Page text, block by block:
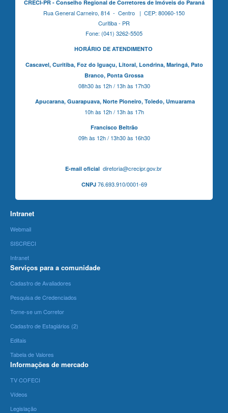
CRECI-PR - Conselho Regional de Corretores de Imóveis do Paraná
Rua General Carneiro, 814 - Centro | CEP: 80060-150
Curitiba - PR
Fone: (041) 3262-5505
HORÁRIO DE ATENDIMENTO
Cascavel, Curitiba,Foz do Iguaçu, Litoral, Londrina, Maringá, Pato
Branco, Ponta Grossa
08h30 às 12h / 13h às 17h30
Apucarana, Guarapuava, Norte Pioneiro, Toledo, Umuarama
10h às 12h / 13h às 17h
Francisco Beltrão
09h às 12h / 13h30 às 16h30
E-mail oficialdiretoria@crecipr.gov.br
CNPJ76.693.910/0001-69
Intranet
Webmail
SISCRECI
Intranet
Serviços para a comunidade
Cadastro de Avaliadores
Pesquisa de Credenciados
Torne-se um Corretor
Cadastro de Estagiários (2)
Editais
Tabela de Valores
Informações de mercado
TV COFECI
Vídeos
Legislação